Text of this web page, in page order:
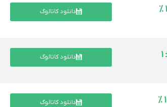
دانلود کاتالوگ
دانلود کاتالوگ
دانلود کاتالوگ